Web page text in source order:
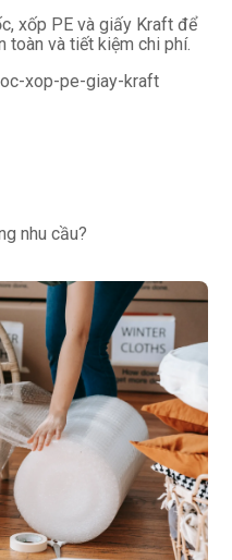
xốp PE và giấy Kraft để
toàn và tiết kiệm chi phí.
xop-pe-giay-kraft
nhu cầu?